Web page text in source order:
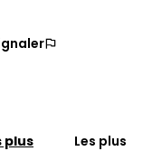
plus
Les plus